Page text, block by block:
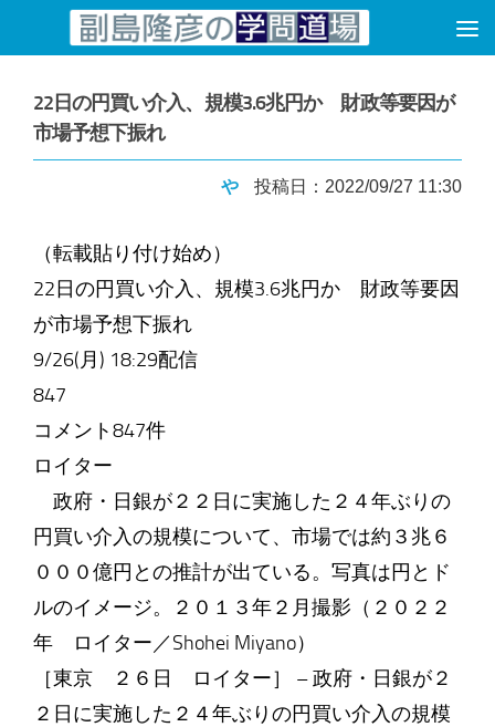
コンテンツへスキップ
22日の円買い介入、規模3.6兆円か 財政等要因が
市場予想下振れ
や 投稿日：2022/09/27 11:30
（転載貼り付け始め）
22日の円買い介入、規模3.6兆円か 財政等要因
が市場予想下振れ
9/26(月) 18:29配信
847
コメント847件
ロイター
政府・日銀が２２日に実施した２４年ぶりの
円買い介入の規模について、市場では約３兆６
０００億円との推計が出ている。写真は円とド
ルのイメージ。２０１３年２月撮影（２０２２
年 ロイター／Shohei Miyano）
［東京 ２６日 ロイター］ – 政府・日銀が２
２日に実施した２４年ぶりの円買い介入の規模